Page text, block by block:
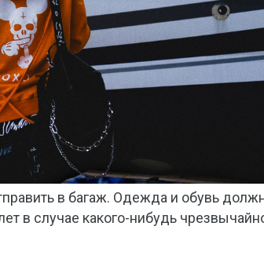
в багаж. Одежда и обувь
в случае какого-нибудь